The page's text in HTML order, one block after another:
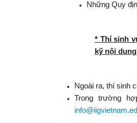
Những Quy
* Thí sinh
kỹ nội
Ngoài ra, thí sinh
Trong trường